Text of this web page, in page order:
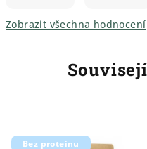
Zobrazit všechna hodnocení
Bez proteinu